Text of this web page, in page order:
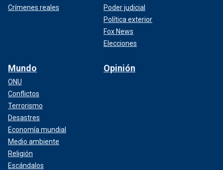
Crímenes reales
Poder judicial
Política exterior
Fox News
Elecciones
Mundo
ONU
Conflictos
Terrorismo
Desastres
Economía mundial
Medio ambiente
Religión
Escándalos
Opinión